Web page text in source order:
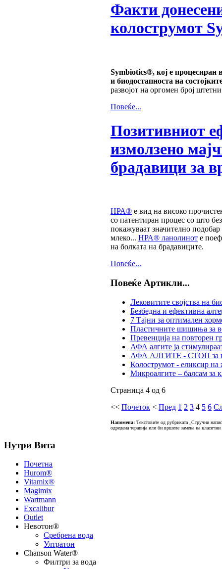
Факти
колострумот
Symbiotics®, кој е
и биодостапноста на
развојот на оргомен број
Повеќе...
Позитивниот
измолзено
брадавици за
НРА® е вид на високо
со патентиран процес со што
покажуваат значително
млеко... НРА® ланолинот е
на болката на брадавиците.
Повеќе...
Повеќе Артикли...
Лековитите својства на
Безбедна и ефективна
7 Тајни за оптимален
Пластичните шишиња за
Превенција на повторен
АФА алгите ја
АФА АЛГИТЕ - СТОП за
Колострумот - еликсир на
Микроалгите – балсам за
Страница 4 од 6
<< Почеток < Пред 1 2 3 4 5 6
Напомена: Текстовите од рубриката „Стручни
одредена терапија или би вршеле замена на
Нутри Вита
Почетна
Hurom®
Vitamix®
Magimix
Wartmann
Excalibur
Outlet
Невотон®
Сребрена вода
Ултратон
Chanson Water®
Филтри за вода